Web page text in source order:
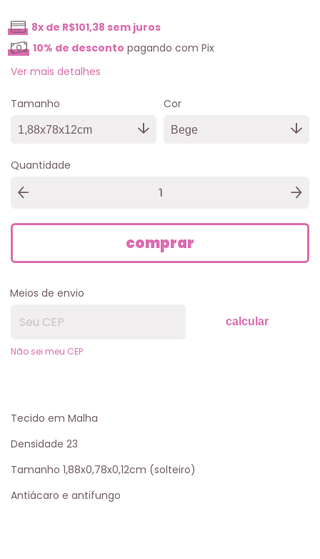
8x de R$101,38 sem juros
10% de desconto pagando com Pix
Ver mais detalhes
Tamanho Cor
Quantidade
Meios de envio
calcular
Não sei meu CEP
Tecido em Malha
Densidade 23
Tamanho 1,88x0,78x0,12cm (solteiro)
Antiácaro e antifungo